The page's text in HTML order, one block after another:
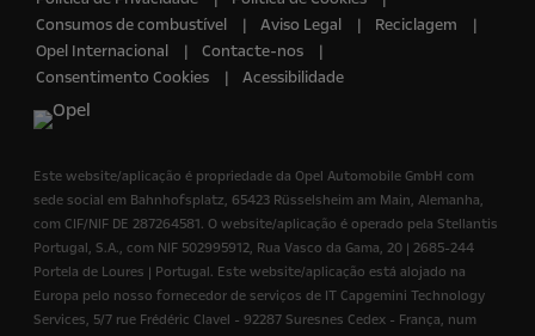
Consumos de combustível
Aviso Legal
Reciclagem
Opel Internacional
Contacte-nos
Consentimento Cookies
Acessibilidade
Este website/aplicação é propriedade da Opel Automobile GmbH com
sede social em Bahnhofsplatz, 65423 Rüsselsheim am Main, Alemanha,
com CIF/NIF DE 287264581. O website/aplicação é operado pela Stellantis
Portugal, S.A., com NIF 502995912, Rua Vasco da Gama, 20 | 2685-244
Portela de Loures | Portugal. Este website/aplicação está alojado na
Europa pelo nosso fornecedor de serviços de IT Capgemini Technology
Services, 5/7 rue Frédéric Clavel - 92287 Suresnes Cedex - França, num